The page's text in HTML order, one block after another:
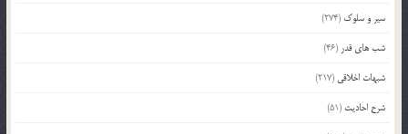
سیر و سلوک (274)
شب های قدر (46)
شبهات اخلاقی (217)
شرح احادیث (51)